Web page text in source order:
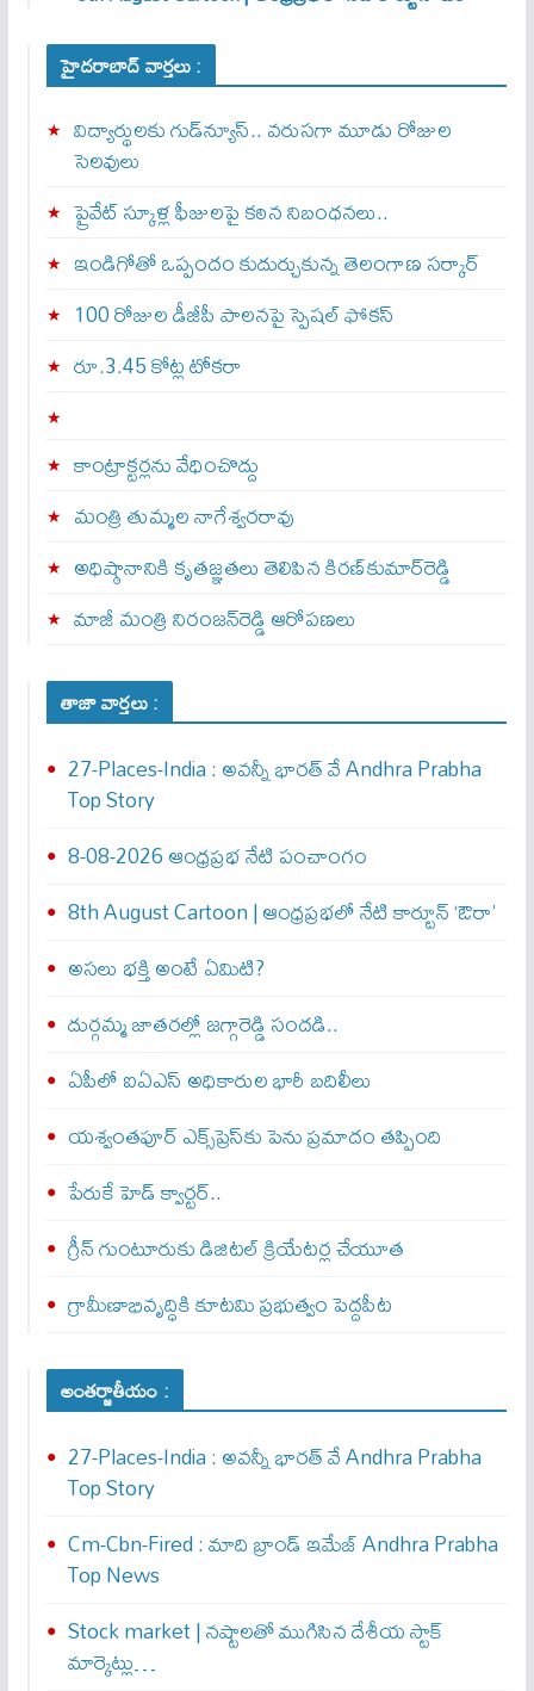
హైదరాబాద్ వార్తలు :
విద్యార్థులకు గుడ్‌న్యూస్.. వరుసగా మూడు రోజుల
సెలవులు
ప్రైవేట్ స్కూళ్ల ఫీజులపై కఠిన నిబంధనలు..
ఇండిగోతో ఒప్పందం కుదుర్చుకున్న తెలంగాణ స‌ర్కార్
100 రోజుల డీజీపీ పాలనపై స్పెషల్ ఫోకస్
రూ.3.45 కోట్ల టోకరా
కాంట్రాక్టర్లను వేధించొద్దు
మంత్రి తుమ్మల నాగేశ్వరరావు
అధిష్ఠానానికి కృతజ్ఞతలు తెలిపిన కిరణ్‌కుమార్‌రెడ్డి
మాజీ మంత్రి నిరంజన్‌రెడ్డి ఆరోపణలు
తాజా వార్తలు :
27-Places-India : అవ‌న్నీ భార‌త్ వే Andhra Prabha
Top Story
8-08-2026 ఆంధ్రప్రభ నేటి పంచాంగం
8th August Cartoon | ఆంధ్రప్రభలో నేటి కార్టూన్ ‘ఔరా’
అసలు భక్తి అంటే ఏమిటి?
దుర్గమ్మ జాతరల్లో జగ్గారెడ్డి సందడి..
ఏపీలో ఐఏఎస్ అధికారుల భారీ బదిలీలు
యశ్వంతపూర్ ఎక్స్‌ప్రెస్‌కు పెను ప్రమాదం తప్పింది
పేరుకే హెడ్ క్వార్టర్..
గ్రీన్ గుంటూరుకు డిజిటల్ క్రియేటర్ల చేయూత
గ్రామీణాభివృద్ధికి కూటమి ప్రభుత్వం పెద్దపీట
అంతర్జాతీయం :
27-Places-India : అవ‌న్నీ భార‌త్ వే Andhra Prabha
Top Story
Cm-Cbn-Fired : మాది బ్రాండ్ ఇమేజ్ Andhra Prabha
Top News
Stock market | నష్టాలతో ముగిసిన దేశీయ స్టాక్
మార్కెట్లు…